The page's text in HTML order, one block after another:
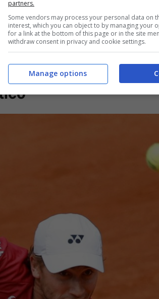
Italico una maturità nuova,
dal canto suo, arriva a Roma
Madrid, confermando una
più affidabili del circuito su
partners.
Some vendors may process your personal data on
interest, which you can object to by managing your
for a link at the bottom of this page or in the site
withdraw consent in privacy and cookie settings.
Manage options